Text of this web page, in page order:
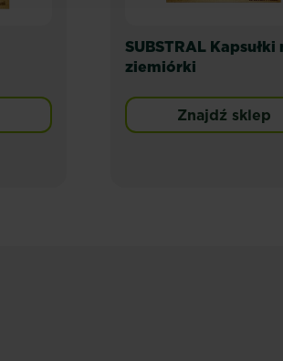
SUBSTRAL Kapsułki
ziemiórki
Znajdź sklep